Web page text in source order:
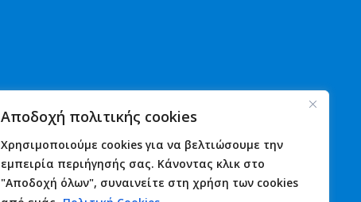
Αποδοχή πολιτικής cookies
Χρησιμοποιούμε cookies για να βελτιώσουμε την
εμπειρία περιήγησής σας. Κάνοντας κλικ στο
"Αποδοχή όλων", συναινείτε στη χρήση των cookies
Αστυνομία
Λιμενικό
Πυροσβεστική
Φαρμακεία
Υγεία
Εκδηλώσεις
Γιορτές
Πανηγύρια
Επικοινωνία